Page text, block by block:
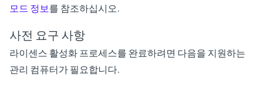
모드 정보를 참조하십시오.
사전 요구 사항
라이센스 활성화 프로세스를 완료하려면 다음을 지원하는
관리 컴퓨터가 필요합니다.